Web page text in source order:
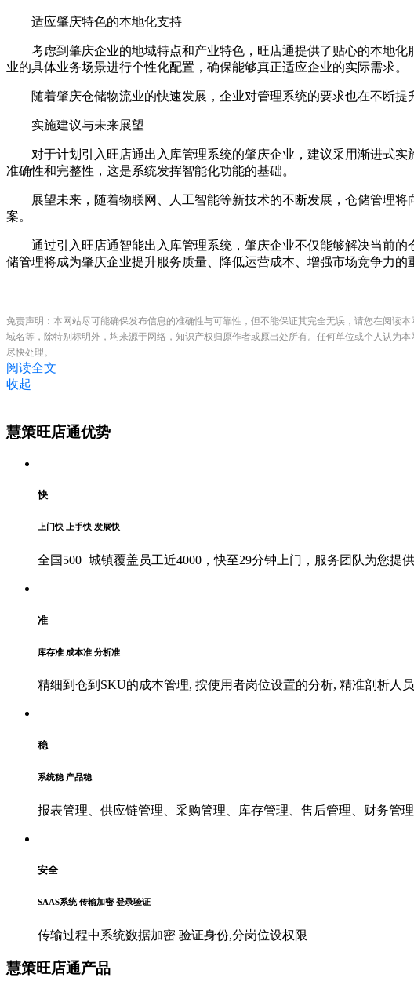
适应肇庆特色的本地化支持
考虑到肇庆企业的地域特点和产业特色，旺店通提供了贴心的本地化
业的具体业务场景进行个性化配置，确保能够真正适应企业的实际需求。
随着肇庆仓储物流业的快速发展，企业对管理系统的要求也在不断提
实施建议与未来展望
对于计划引入旺店通出入库管理系统的肇庆企业，建议采用渐进式实
准确性和完整性，这是系统发挥智能化功能的基础。
展望未来，随着物联网、人工智能等新技术的不断发展，仓储管理将
案。
通过引入旺店通智能出入库管理系统，肇庆企业不仅能够解决当前的
储管理将成为肇庆企业提升服务质量、降低运营成本、增强市场竞争力
免责声明：本网站尽可能确保发布信息的准确性与可靠性，但不能保证其完全无误，请您在阅读
域名等，除特别标明外，均来源于网络，知识产权归原作者或原出处所有。任何单位或个人认为
尽快处理。
阅读全文
收起
慧策旺店通优势
快
上门快 上手快 发展快
全国500+城镇覆盖员工近4000，快至29分钟上门，服务团队为您提
准
库存准 成本准 分析准
精细到仓到SKU的成本管理, 按使用者岗位设置的分析, 精准剖析人
稳
系统稳 产品稳
报表管理、供应链管理、采购管理、库存管理、售后管理、财务管
安全
SAAS系统 传输加密 登录验证
传输过程中系统数据加密 验证身份,分岗位设权限
慧策旺店通产品